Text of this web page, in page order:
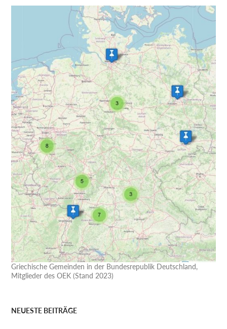
Griechische Gemeinden in der Bundesrepublik Deutschland,
Mitglieder des OEK (Stand 2023)
NEUESTE BEITRÄGE